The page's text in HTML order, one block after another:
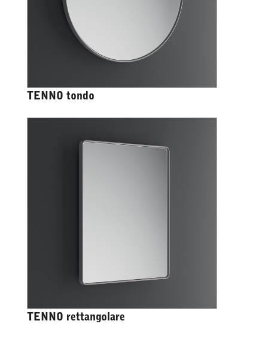
TENNO tondo
TENNO rettangolare